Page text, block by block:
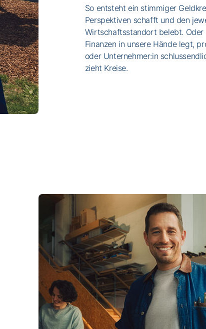
So entsteht ein stimmiger
Perspektiven schafft und den
Wirtschaftsstandort belebt. Oder
Finanzen in unsere Hände legt,
oder Unternehmer:in
zieht Kreise.